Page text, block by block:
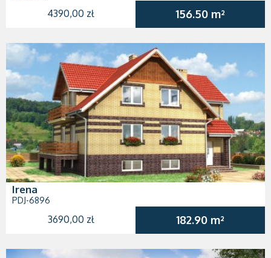
4390,00 zł 156.50 m²
Irena
PDJ-6896
3690,00 zł 182.90 m²